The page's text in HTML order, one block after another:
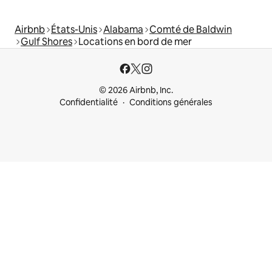
Airbnb États-Unis Alabama Comté de Baldwin
Gulf Shores Locations en bord de mer
© 2026 Airbnb, Inc.
Confidentialité
Conditions générales